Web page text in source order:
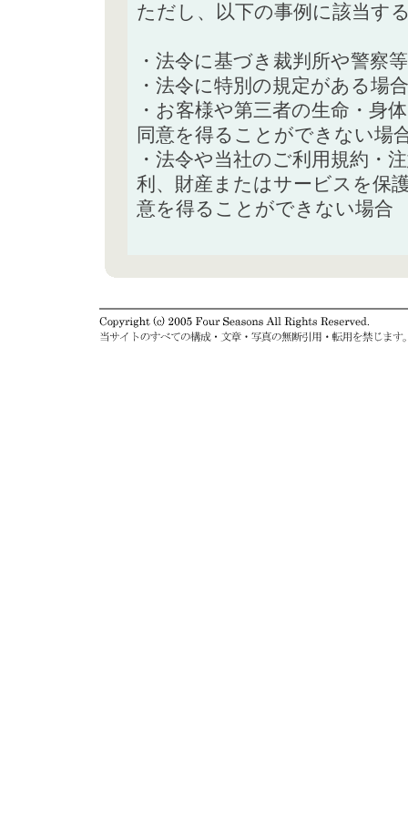
ただし、以下の事例に該当す
・法令に基づき裁判所や警察
・法令に特別の規定がある場合
・お客様や第三者の生命・身
同意を得ることができない場
・法令や当社のご利用規約・
利、財産またはサービスを保
意を得ることができない場合